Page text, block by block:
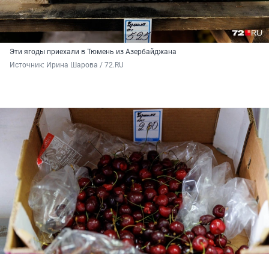
Эти ягоды приехали в Тюмень из Азербайджана
Источник: Ирина Шарова / 72.RU